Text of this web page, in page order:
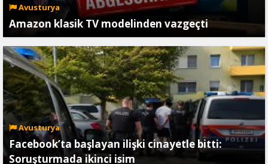
Avusturya
Amazon klasik TV modelinden vazgeçti
Avusturya
Facebook’ta başlayan ilişki cinayetle bitti:
Soruşturmada ikinci isim